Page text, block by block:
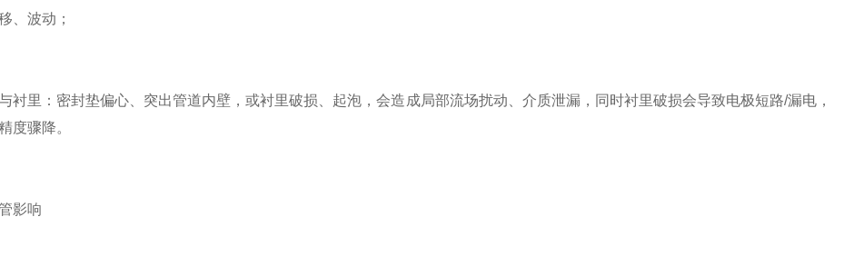
、波动；
衬里：密封垫偏心、突出管道内壁，或衬里破损、起泡，会造成局部流场扰动、介质泄漏，同时衬里破损会导致电极短路/漏电，
度骤降。
影响